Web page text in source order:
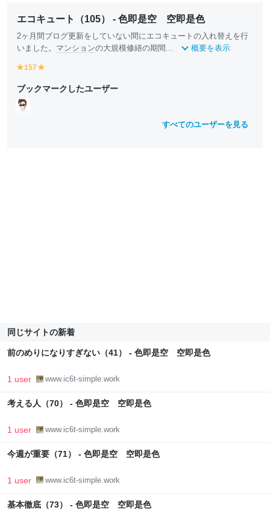
エコキュート（105） - 色即是空 空即是色
2ヶ月間ブログ更新をしていない間にエコキュートの入れ替えを行
いました。 マンションの大規模修繕の期間... 概要を表示
y
ll
o
w
157
ll
ブックマークしたユーザー
すべてのユーザーを見る
同じサイトの新着
前のめりになりすぎない（41） - 色即是空 空即是色
1 user www.ic6t-simple.work
考える人（70） - 色即是空 空即是色
1 user www.ic6t-simple.work
今週が重要（71） - 色即是空 空即是色
1 user www.ic6t-simple.work
基本徹底（73） - 色即是空 空即是色